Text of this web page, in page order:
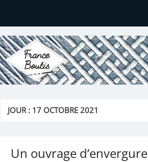
France Boutis
Le site de France Boutis
JOUR : 17 OCTOBRE 2021
Un ouvrage d’envergure